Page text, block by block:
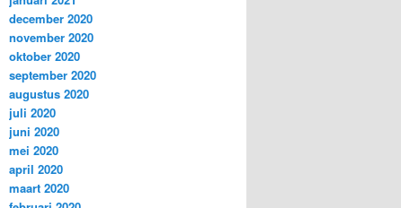
december 2020
november 2020
oktober 2020
september 2020
augustus 2020
juli 2020
juni 2020
mei 2020
april 2020
maart 2020